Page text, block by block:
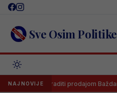
Skip
content Sve Osim Politike
NAJNOVIJE
zaraditi prodajom Baždara